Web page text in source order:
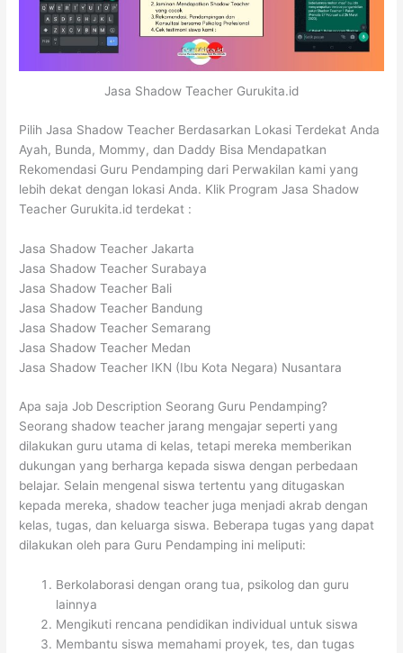
Jasa Shadow Teacher Gurukita.id
Pilih Jasa Shadow Teacher Berdasarkan Lokasi Terdekat Anda
Ayah, Bunda, Mommy, dan Daddy Bisa Mendapatkan
Rekomendasi Guru Pendamping dari Perwakilan kami yang
lebih dekat dengan lokasi Anda. Klik Program Jasa Shadow
Teacher Gurukita.id terdekat :
Jasa Shadow Teacher Jakarta
Jasa Shadow Teacher Surabaya
Jasa Shadow Teacher Bali
Jasa Shadow Teacher Bandung
Jasa Shadow Teacher Semarang
Jasa Shadow Teacher Medan
Jasa Shadow Teacher IKN (Ibu Kota Negara) Nusantara
Apa saja Job Description Seorang Guru Pendamping?
Seorang shadow teacher jarang mengajar seperti yang
dilakukan guru utama di kelas, tetapi mereka memberikan
dukungan yang berharga kepada siswa dengan perbedaan
belajar. Selain mengenal siswa tertentu yang ditugaskan
kepada mereka, shadow teacher juga menjadi akrab dengan
kelas, tugas, dan keluarga siswa. Beberapa tugas yang dapat
dilakukan oleh para Guru Pendamping ini meliputi:
Berkolaborasi dengan orang tua, psikolog dan guru
lainnya
Mengikuti rencana pendidikan individual untuk siswa
Membantu siswa memahami proyek, tes, dan tugas